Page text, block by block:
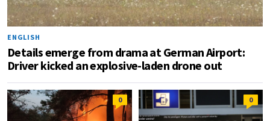
ENGLISH
Details emerge from drama at German Airport:
Driver kicked an explosive-laden drone out
0 0